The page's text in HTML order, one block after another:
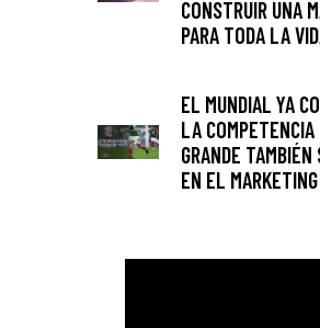
CONSTRUIR UNA
PARA TODA LA
EL MUNDIAL YA
LA COMPETENCIA
GRANDE TAMBIÉN
EN EL MARKETING